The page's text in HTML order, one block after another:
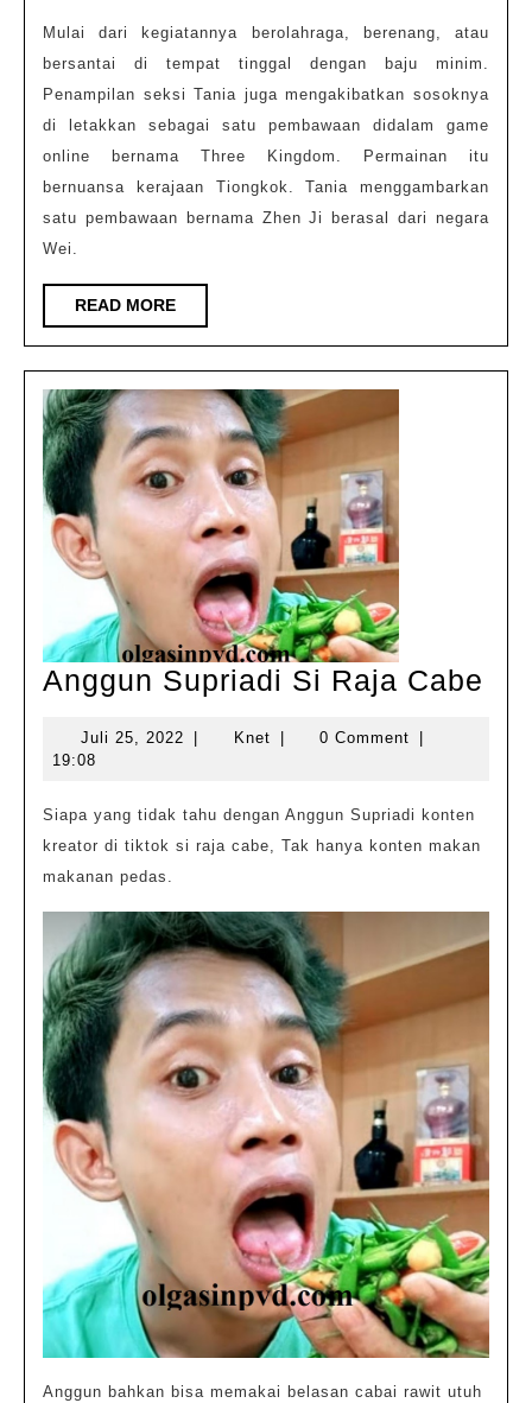
Mulai dari kegiatannya berolahraga, berenang, atau
bersantai di tempat tinggal dengan baju minim.
Penampilan seksi Tania juga mengakibatkan sosoknya
di letakkan sebagai satu pembawaan didalam game
online bernama Three Kingdom. Permainan itu
bernuansa kerajaan Tiongkok. Tania menggambarkan
satu pembawaan bernama Zhen Ji berasal dari negara
Wei.
READ MOREREAD
MORE
Anggun Supriadi Si Raja Cabe
Juli 25, 2022 Juli
KnetKnet 0 Comment
19:08
Siapa yang tidak tahu dengan Anggun Supriadi konten
kreator di tiktok si raja cabe, Tak hanya konten makan
makanan pedas.
Anggun bahkan bisa memakai belasan cabai rawit utuh